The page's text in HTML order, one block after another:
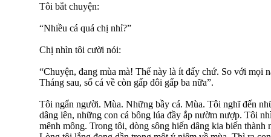
Tôi bắt chuyện:
“Nhiều cá quá chị nhỉ?”
Chị nhìn tôi cười nói:
“Chuyện, đang mùa mà! Thế này là ít đấy chứ. So với mọi
Tháng sau, số cá về còn gấp đôi gấp ba nữa”.
Tôi ngẩn người. Mùa. Những bầy cá. Mùa. Tôi nghĩ đến
dâng lên, những con cá bông lúa đầy ắp nườm nượp. Tôi
mênh mông. Trong tôi, dòng sông hiến dâng kia biến thành